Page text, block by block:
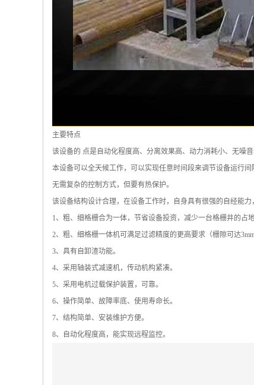
主要特点
该设备的 点是自动化程度高、分离效果高、动力消耗小、无噪
本设备可以全天候工作，可以实现任意时间段来调节设备运行
无需复杂的控制方式，但要有热保护。
该设备结构设计合理，在设备工作时，自身具有很强的自经能
1、粗、细格栅合为一体，节省设备投资，减少一台格栅井的占地
2、粗、细格栅一体机可满足过滤精度的更高要求（栅隙可达3mm
3、具有自卸渣功能。
4、采用轴装式减速机，传动机构紧凑。
5、采用电机过载保护装置，可靠。
6、操作简单、故障率底、使用寿命长。
7、结构简单、安装维护方便。
8、自动化程度高，能实现远程监控。